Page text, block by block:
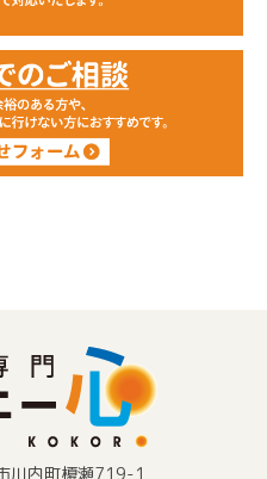
川内町榎瀬719-1